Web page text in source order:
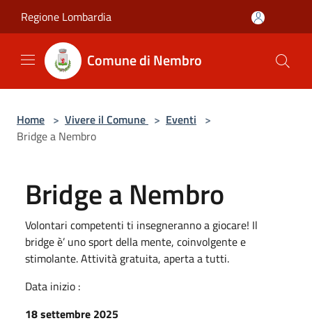
Regione Lombardia
Comune di Nembro
Home > Vivere il Comune > Eventi >
Bridge a Nembro
Bridge a Nembro
Volontari competenti ti insegneranno a giocare! Il
bridge è’ uno sport della mente, coinvolgente e
stimolante. Attività gratuita, aperta a tutti.
Data inizio :
18 settembre 2025